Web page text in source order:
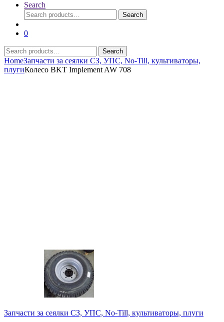
Search
Search
for:
Search
0
Search
for:
Search
HomeЗапчасти за сеялки СЗ, УПС, No-Till, культиваторы,
плугиКолесо BKT Implement AW 708
Запчасти за сеялки СЗ, УПС, No-Till, культиваторы, плуги